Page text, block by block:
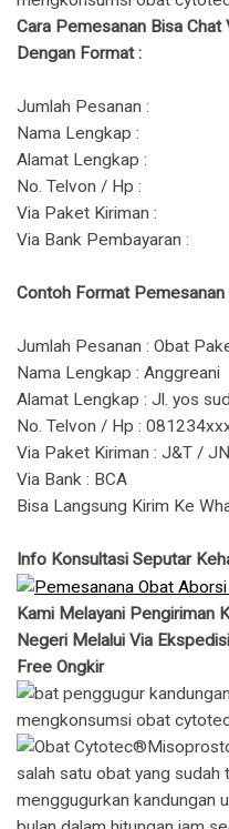
Cara Pemesanan Bisa
Dengan Format :
Jumlah Pesanan :
Nama Lengkap :
Alamat Lengkap :
No. Telvon / Hp :
Via Paket Kiriman :
Via Bank Pembayaran :
Contoh Format Pemesanan
Jumlah Pesanan : Obat
Nama Lengkap : Anggreani
Alamat Lengkap : Jl. yos
No. Telvon / Hp :
Via Paket Kiriman : J&T /
Via Bank : BCA
Bisa Langsung Kirim Ke
Info Konsultasi Seputar
Kami Melayani Pengiriman
Negeri Melalui Via
Free Ongkir